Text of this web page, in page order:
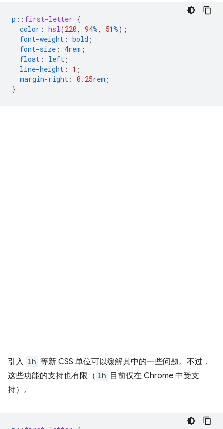
p :: first-letter {
color : hsl(220, 94%, 51%);
font-weight : bold ;
font-size : 4rem ;
float : left ;
line-height : 1 ;
margin-right : 0.25rem ;
}
引入 lh 等新 CSS 单位可以缓解其中的一些问题。不过，
这些功能的支持也有限（ lh
目前仅在 Chrome 中受支
持）。